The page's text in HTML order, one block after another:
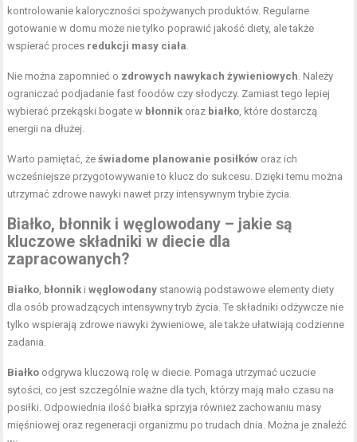
kontrolowanie kaloryczności spożywanych produktów. Regularne
gotowanie w domu może nie tylko poprawić jakość diety, ale także
wspierać proces redukcji masy ciała
Nie można zapomnieć o zdrowych nawykach żywieniowych . Należy
ograniczać podjadanie fast foodów czy słodyczy. Zamiast tego lepiej
wybierać przekąski bogate w błonnik oraz białko , które dostarczą
energii na dłużej.
Warto pamiętać, żeświadome planowanie posiłków oraz ich
wcześniejsze przygotowywanie to klucz do sukcesu. Dzięki temu można
utrzymać zdrowe nawyki nawet przy intensywnym trybie życia.
Białko, błonnik i węglowodany – jakie są
kluczowe składniki w diecie dla
zapracowanych?
Białko błonnik iwęglowodany stanowią podstawowe elementy diety
dla osób prowadzących intensywny tryb życia. Te składniki odżywcze nie
tylko wspierają zdrowe nawyki żywieniowe, ale także ułatwiają codzienne
zadania.
Białko odgrywa kluczową rolę w diecie. Pomaga utrzymać uczucie
sytości, co jest szczególnie ważne dla tych, którzy mają mało czasu na
posiłki. Odpowiednia ilość białka sprzyja również zachowaniu masy
mięśniowej oraz regeneracji organizmu po trudach dnia. Można je znaleźć